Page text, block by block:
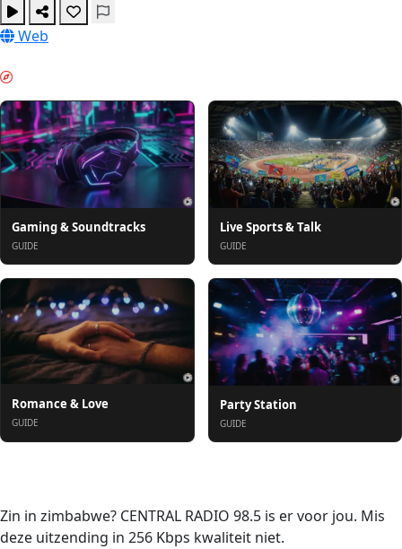
Web
Gaming & Soundtracks
GUIDE
Live Sports & Talk
GUIDE
Romance & Love
GUIDE
Party Station
GUIDE
Zin in zimbabwe? CENTRAL RADIO 98.5 is er voor jou. Mis
deze uitzending in 256 Kbps kwaliteit niet.